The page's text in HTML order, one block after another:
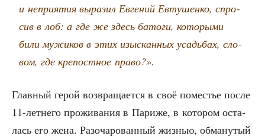
и непри­я­тия выра­зил Евге­ний Евту­шен­ко, спро­
сив в лоб: а где же здесь бато­ги, кото­ры­ми
били мужи­ков в этих изыс­кан­ных усадь­бах, сло­
вом, где кре­пост­ное право?».
Глав­ный герой воз­вра­ща­ет­ся в своё поме­стье после
11-лет­не­го про­жи­ва­ния в Пари­же, в кото­ром оста­
лась его жена. Разо­ча­ро­ван­ный жиз­нью, обма­ну­тый